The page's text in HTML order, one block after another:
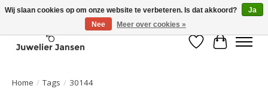
Verlanglijst
Home / Tags / 30144
Wij slaan cookies op om onze website te verbeteren. Is dat akkoord?
Ja
Nee
Meer over cookies »